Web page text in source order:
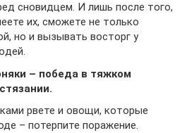
сновидцем. И лишь после того,
их, сможете не только
но и вызывать восторг у
– победа в тяжком
рвете и овощи, которые
– потерпите поражение.